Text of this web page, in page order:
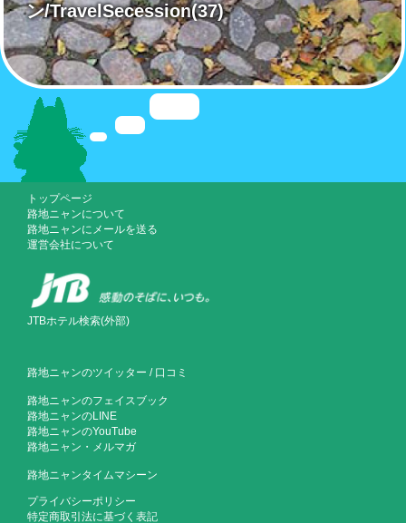
ン/TravelSecession(37)
トップページ
路地ニャンについて
路地ニャンにメールを送る
運営会社について
JTBホテル検索(外部)
路地ニャンのツイッター / 口コミ
路地ニャンのフェイスブック
路地ニャンのLINE
路地ニャンのYouTube
路地ニャン・メルマガ
路地ニャンタイムマシーン
プライバシーポリシー
特定商取引法に基づく表記